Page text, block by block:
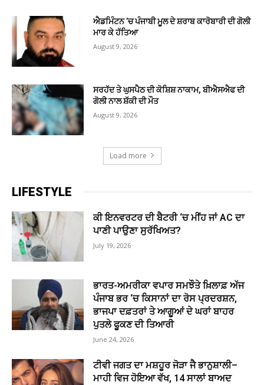
ਐਡਮਿੰਟਨ ’ਚ ਪੰਜਾਬੀ ਮੂਲ ਦੇ ਸ਼ਰਾਬ ਕਾਰੋਬਾਰੀ ਦੀ ਗੋਲੀ
ਮਾਰ ਕੇ ਹੱਤਿਆ
August 9, 2026
ਸਰਹੱਦ ਤੇ ਘੁਸਪੈਠ ਦੀ ਕੋਸ਼ਿਸ਼ ਨਾਕਾਮ, ਬੀਐਸਐਫ ਦੀ
ਗੋਲੀ ਨਾਲ ਸ਼ੱਕੀ ਦੀ ਮੌਤ
August 9, 2026
Load more
LIFESTYLE
ਕੀ ਇਨਵਰਟਰ ਦੀ ਬੈਟਰੀ ‘ਚ ਮੀਂਹ ਜਾਂ AC ਦਾ
ਪਾਣੀ ਪਾਉਣਾ ਸੁਰੱਖਿਅਤ?
July 19, 2026
ਭਾਰਤ-ਅਮਰੀਕਾ ਵਪਾਰ ਸਮਝੌਤੇ ਖ਼ਿਲਾਫ਼ ਅੱਜ
ਪੰਜਾਬ ਭਰ ‘ਚ ਕਿਸਾਨਾਂ ਦਾ ਰੋਸ ਪ੍ਰਦਰਸ਼ਨ,
ਭਾਜਪਾ ਦਫ਼ਤਰਾਂ ਤੇ ਆਗੂਆਂ ਦੇ ਘਰਾਂ ਬਾਹਰ
ਪੁਤਲੇ ਫੂਕਣ ਦੀ ਤਿਆਰੀ
June 24, 2026
ਟੀਵੀ ਜਗਤ ਦਾ ਮਸ਼ਹੂਰ ਜੋੜਾ ਜੈ ਭਾਨੁਸ਼ਾਲੀ–
ਮਾਹੀ ਵਿਜ ਹੋਇਆ ਵੱਖ, 14 ਸਾਲਾਂ ਬਾਅਦ